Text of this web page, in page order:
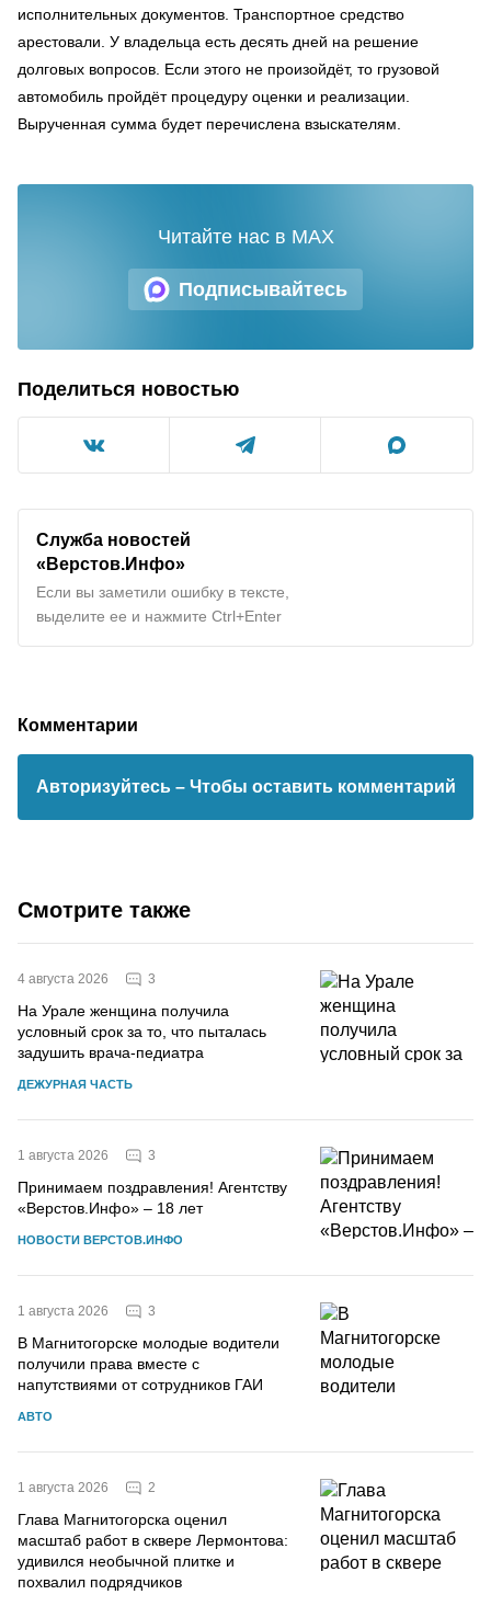
исполнительных документов. Транспортное средство
арестовали. У владельца есть десять дней на решение
долговых вопросов. Если этого не произойдёт, то грузовой
автомобиль пройдёт процедуру оценки и реализации.
Вырученная сумма будет перечислена взыскателям.
Подписывайтесь
Читайте нас в MAX
Поделиться новостью
Служба новостей
«Верстов.Инфо»
Если вы заметили ошибку в тексте,
выделите ее и нажмите Ctrl+Enter
Комментарии
Авторизуйтесь – Чтобы оставить комментарий
Смотрите также
4 августа 2026 3
На Урале женщина получила
условный срок за то, что пыталась
задушить врача-педиатра
ДЕЖУРНАЯ ЧАСТЬ
1 августа 2026 3
Принимаем поздравления! Агентству
«Верстов.Инфо» – 18 лет
НОВОСТИ ВЕРСТОВ.ИНФО
1 августа 2026 3
В Магнитогорске молодые водители
получили права вместе с
напутствиями от сотрудников ГАИ
АВТО
1 августа 2026 2
Глава Магнитогорска оценил
масштаб работ в сквере Лермонтова:
удивился необычной плитке и
похвалил подрядчиков